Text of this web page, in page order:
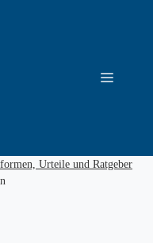
Menü
Urteile und Ratgeber